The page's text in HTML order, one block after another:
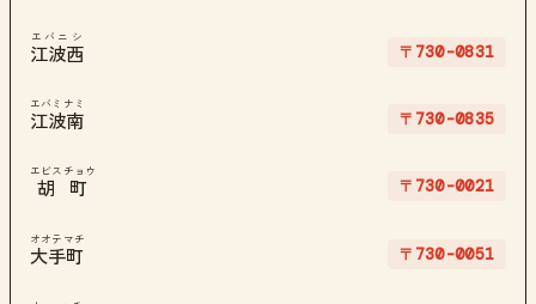
江波西
エバニシ
〒730-0831
江波南
エバミナミ
〒730-0835
胡町
エビスチョウ
〒730-0021
大手町
オオテマチ
〒730-0051